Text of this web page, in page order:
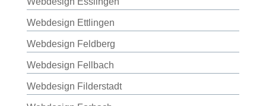
Webdesign Ettlingen
Webdesign Feldberg
Webdesign Fellbach
Webdesign Filderstadt